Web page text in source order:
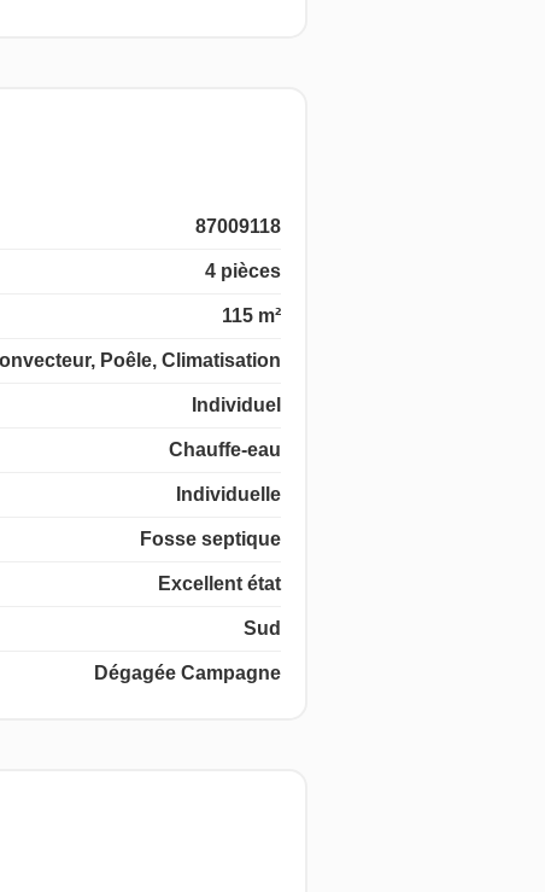
87009118
4 pièces
115 m²
Poêle, Climatisation
Individuel
Chauffe-eau
Individuelle
Fosse septique
Excellent état
Sud
Dégagée Campagne